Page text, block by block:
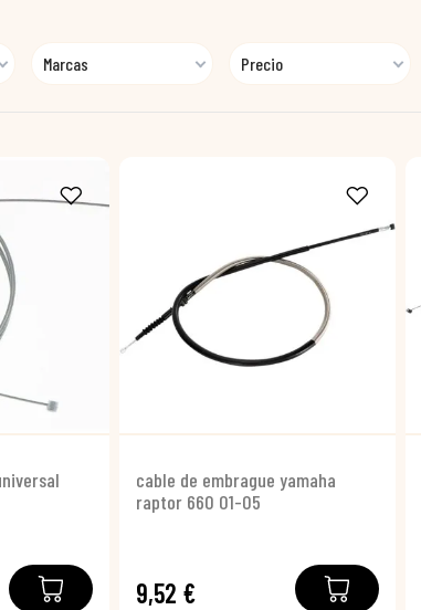
Marcas Precio
cable de embrague yamaha
raptor 660 01-05
9,52 €